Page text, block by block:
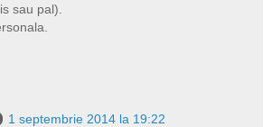
sau pal).
1 septembrie 2014 la 19:22